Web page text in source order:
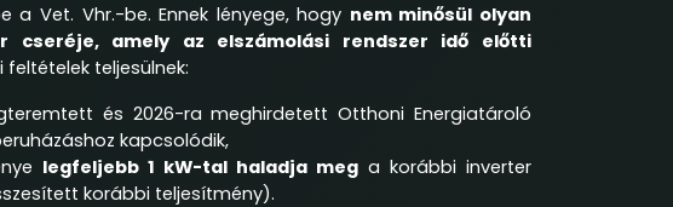
Vet. Vhr.-be. Ennek lényege, hogy nem minősül olyan
cseréje, amely az elszámolási rendszer idő előtti
feltételek teljesülnek:
és 2026-ra meghirdetett Otthoni Energiatároló
kapcsolódik,
legfeljebb 1 kW-tal haladja mega korábbi inverter
korábbi teljesítmény).